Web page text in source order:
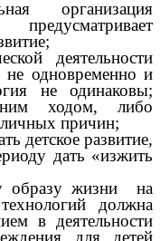
организация
деятельности
не одновременно и
не одинаковы;
ходом, либо
причин;
детское развитие,
дать «изжить
жизни на
должна
в деятельности
для детей